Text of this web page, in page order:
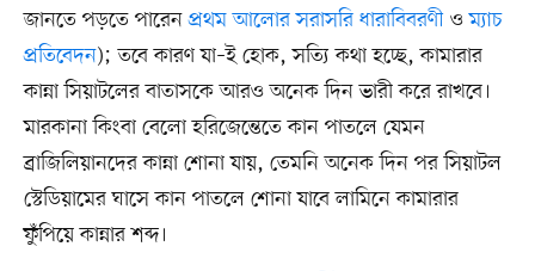
জানতে পড়তে পারেনপ্রথম আলোর সরাসরি ধারাবিবরণীওম্যাচ
প্রতিবেদন); তবে কারণ যা–ই হোক, সত্যি কথা হচ্ছে, কামারার
কান্না সিয়াটলের বাতাসকে আরও অনেক দিন ভারী করে রাখবে।
মারকানা কিংবা বেলো হরিজেন্তেতে কান পাতলে যেমন
ব্রাজিলিয়ানদের কান্না শোনা যায়, তেমনি অনেক দিন পর সিয়াটল
স্টেডিয়ামের ঘাসে কান পাতলে শোনা যাবে লামিনে কামারার
ফুঁপিয়ে কান্নার শব্দ।